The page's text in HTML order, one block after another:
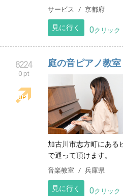
サービス 京都府
見に行く 0クリック
8224
0 pt
庭の音ピアノ教室
加古川市志方町にある
で通って頂けます。
音楽教室 兵庫県
見に行く 0クリック